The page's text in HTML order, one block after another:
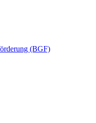
(BGF)